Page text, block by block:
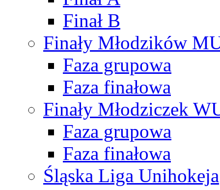
Finał B
Finały Młodzików
Faza grupowa
Faza finałowa
Finały Młodziczek
Faza grupowa
Faza finałowa
Śląska Liga Unihokeja